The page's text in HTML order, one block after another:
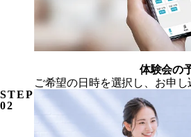
体験会の
ご希望の日時を選択し、お申し
STEP
02